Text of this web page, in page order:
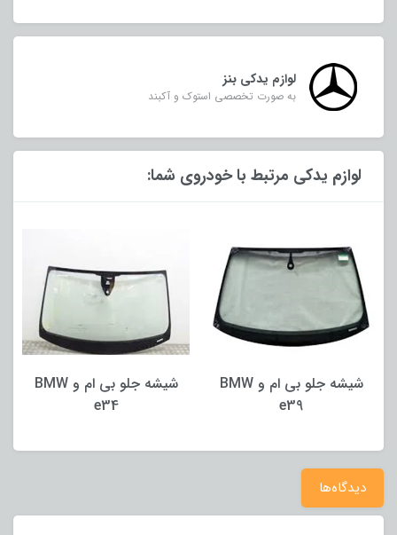
لوازم یدکی بنز
به صورت تخصصی استوک و آکبند
لوازم یدکی مرتبط با خودروی شما:
شیشه جلو بی ام و BMW
e39
شیشه جلو بی ام و BMW
e34
دیدگاه‌ها